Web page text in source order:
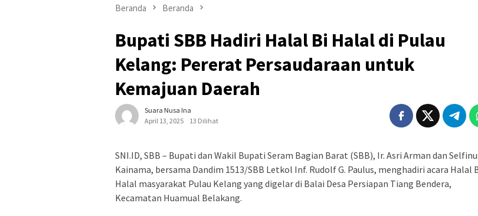
Beranda Beranda
Bupati SBB Hadiri Halal Bi Halal di Pulau
Kelang: Pererat Persaudaraan untuk
Kemajuan Daerah
Suara Nusa Ina
April 13, 2025
13 Dilihat
SNI.ID, SBB – Bupati dan Wakil Bupati Seram Bagian Barat (SBB), Ir. Asri Arman dan
Kainama, bersama Dandim 1513/SBB Letkol Inf. Rudolf G. Paulus, menghadiri acara Halal
Halal masyarakat Pulau Kelang yang digelar di Balai Desa Persiapan Tiang Bendera,
Kecamatan Huamual Belakang.